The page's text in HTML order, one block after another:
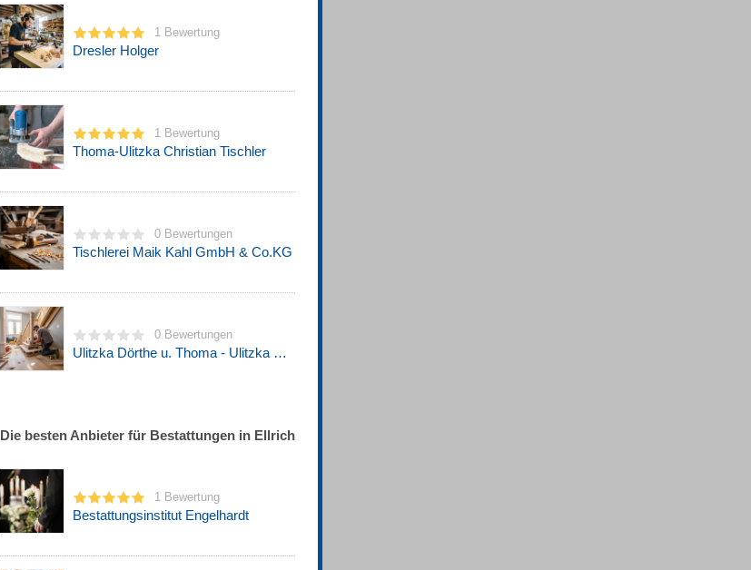
1 Bewertung
Dresler Holger
1 Bewertung
Thoma-Ulitzka Christian Tischler
0 Bewertungen
Tischlerei Maik Kahl GmbH & Co.KG
0 Bewertungen
Ulitzka Dörthe u. Thoma - Ulitzka Christian Tischlermeister
Die besten Anbieter für Bestattungen in Ellrich
1 Bewertung
Bestattungsinstitut Engelhardt